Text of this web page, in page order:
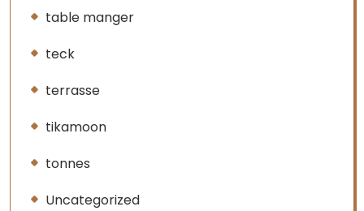
table manger
teck
terrasse
tikamoon
tonnes
Uncategorized